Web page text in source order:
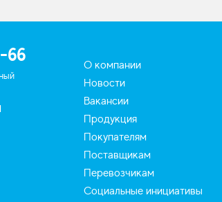
66
О компании
Новости
Вакансии
Продукция
Покупателям
Поставщикам
Перевозчикам
Социальные инициативы